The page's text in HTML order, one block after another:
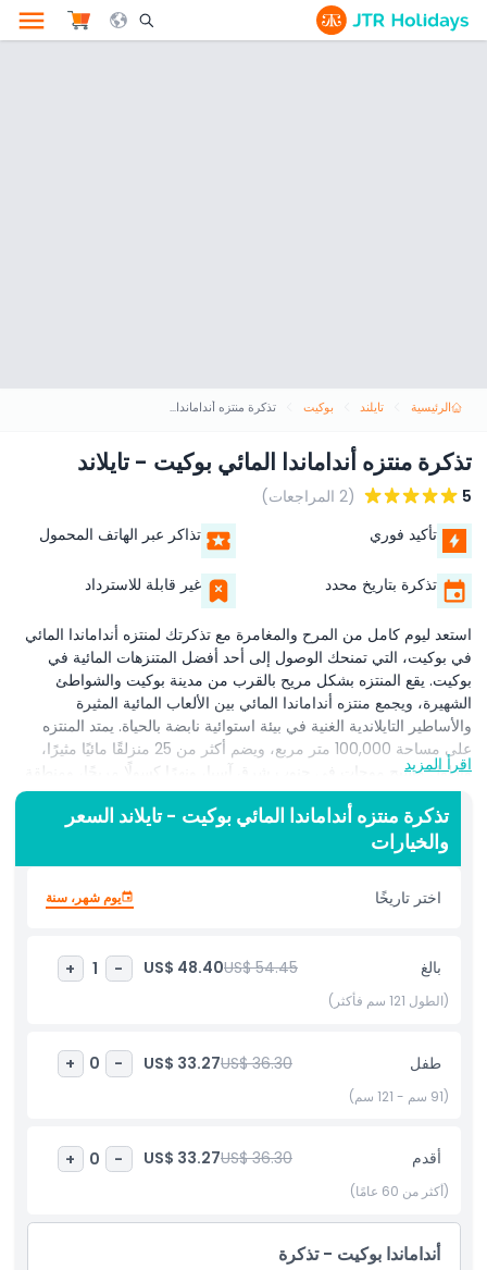
Search Opener Icon
الرئيسية تايلند بوكيت تذكرة منتزه أنداماندا المائي بوكيت - تايلاند
تذكرة منتزه أنداماندا المائي بوكيت - تايلاند
5
(2 المراجعات)
تأكيد فوري
تذاكر عبر الهاتف المحمول
تذكرة بتاريخ محدد غير قابلة للاسترداد
استعد ليوم كامل من المرح والمغامرة مع تذكرتك لمنتزه أنداماندا المائي
في بوكيت، التي تمنحك الوصول إلى أحد أفضل المتنزهات المائية في
بوكيت. يقع المنتزه بشكل مريح بالقرب من مدينة بوكيت والشواطئ
الشهيرة، ويجمع منتزه أنداماندا المائي بين الألعاب المائية المثيرة
والأساطير التايلاندية الغنية في بيئة استوائية نابضة بالحياة. يمتد المنتزه
على مساحة 100,000 متر مربع، ويضم أكثر من 25 منزلقًا مائيًا مثيرًا،
وأطول مسبح موجات في جنوب شرق آسيا، ونهرًا كسولًا مريحًا، ومنطقة
مخصصة للأطفال، مما يجعله خيارًا مميزًا للعائلات والأصدقاء وعشاق
الإثارة على حد سواء. استكشف المناطق ذات الطابع الخاص مثل خليج
أندامان الكبير، وغابة الناجا، وغابة الزمرد، كل منها مصمم بسرد قصصي
غامر وألعاب فريدة. تتضمن تذكرتك لمنتزه أنداماندا بوكيت أيضًا الوصول
إلى وسائل الراحة مثل بارات السباحة والكوخات الخاصة والعروض الحية
لتجربة على غرار المنتجع. سواء كنت تسعى للأدرينالين أو ترغب في
بوكيت. احجز تذاكرك عبر الإنترنت الآن واستمتع بمرح مائي لا يُنسى في
الوجهة المائية الأولى لتايلاند.
المتضمنات
سياسة الأطفال والبالغين
اقرأ المزيد
تذكرة منتزه أنداماندا المائي بوكيت - تايلاند السعر
والخيارات
اختر تاريخًا يوم شهر، سنة
بالغ US$ 54.45
US$ 48.40
-
1
+
(الطول 121 سم فأكثر)
طفل US$ 36.30
US$ 33.27
-
0
+
(91 سم - 121 سم)
أقدم US$ 36.30
US$ 33.27
-
0
+
(أكثر من 60 عامًا)
أنداماندا بوكيت - تذكرة